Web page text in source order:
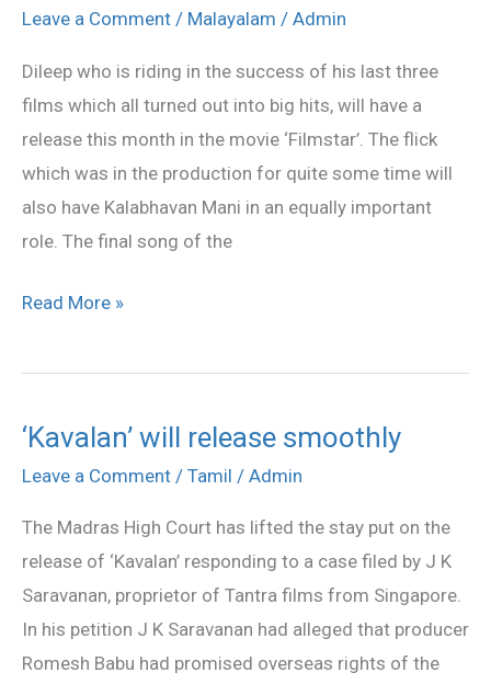
Leave a Comment / Malayalam / Admin
Dileep who is riding in the success of his last three
films which all turned out into big hits, will have a
release this month in the movie ‘Filmstar’. The flick
which was in the production for quite some time will
also have Kalabhavan Mani in an equally important
role. The final song of the
for
28
Read More »
‘Kavalan’ will release smoothly
Leave a Comment / Tamil / Admin
The Madras High Court has lifted the stay put on the
release of ‘Kavalan’ responding to a case filed by J K
Saravanan, proprietor of Tantra films from Singapore.
In his petition J K Saravanan had alleged that producer
Romesh Babu had promised overseas rights of the
‘Kavalan’
will
smoothly